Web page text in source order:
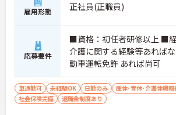
雇用形態 正社員(正職員)
応募要件
■資格：初任者研修以上 ■
介護に関する経験等あれば
動車運転免許 あれば尚可
車通勤可 未経験OK 日勤のみ
産休･育休･介護休暇取
社会保険完備
退職金制度あり